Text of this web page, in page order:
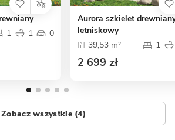
1 1 0
Aurora szkielet
letniskowy
39,53 m²
1
2 699 zł
Zobacz wszystkie (4)